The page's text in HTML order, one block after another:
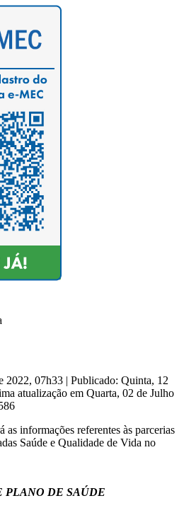
2022, 07h33 | Publicado: Quinta, 12
atualização em Quarta, 02 de Julho
as informações referentes às parcerias
Saúde e Qualidade de Vida no
PLANO DE SAÚDE